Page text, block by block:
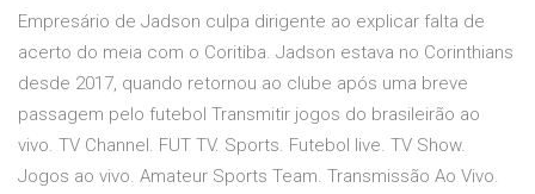
Empresário de Jadson culpa dirigente ao explicar falta de
acerto do meia com o Coritiba. Jadson estava no Corinthians
desde 2017, quando retornou ao clube após uma breve
passagem pelo futebol Transmitir jogos do brasileirão ao
vivo. TV Channel. FUT TV. Sports. Futebol live. TV Show.
Jogos ao vivo. Amateur Sports Team. Transmissão Ao Vivo.